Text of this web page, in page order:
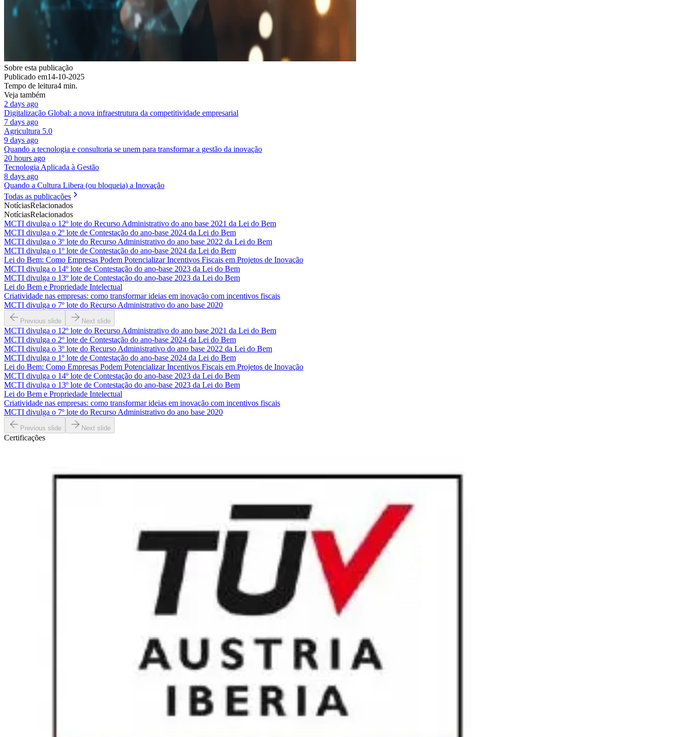
Sobre esta publicação
Publicado em14-10-2025
Tempo de leitura4 min.
Veja também
2 days ago
Digitalização Global: a nova infraestrutura da competitividade empresarial
7 days ago
Agricultura 5.0
9 days ago
Quando a tecnologia e consultoria se unem para transformar a gestão da inovação
20 hours ago
Tecnologia Aplicada à Gestão
8 days ago
Quando a Cultura Libera (ou bloqueia) a Inovação
Todas as publicações
NotíciasRelacionados
NotíciasRelacionados
MCTI divulga o 12º lote do Recurso Administrativo do ano base 2021 da Lei do Bem
MCTI divulga o 2º lote de Contestação do ano-base 2024 da Lei do Bem
MCTI divulga o 3º lote do Recurso Administrativo do ano base 2022 da Lei do Bem
MCTI divulga o 1º lote de Contestação do ano-base 2024 da Lei do Bem
Lei do Bem: Como Empresas Podem Potencializar Incentivos Fiscais em Projetos de Inovação
MCTI divulga o 14º lote de Contestação do ano-base 2023 da Lei do Bem
MCTI divulga o 13º lote de Contestação do ano-base 2023 da Lei do Bem
Lei do Bem e Propriedade Intelectual
Criatividade nas empresas: como transformar ideias em inovação com incentivos fiscais
MCTI divulga o 7º lote do Recurso Administrativo do ano base 2020
Previous slide Next slide
MCTI divulga o 12º lote do Recurso Administrativo do ano base 2021 da Lei do Bem
MCTI divulga o 2º lote de Contestação do ano-base 2024 da Lei do Bem
MCTI divulga o 3º lote do Recurso Administrativo do ano base 2022 da Lei do Bem
MCTI divulga o 1º lote de Contestação do ano-base 2024 da Lei do Bem
Lei do Bem: Como Empresas Podem Potencializar Incentivos Fiscais em Projetos de Inovação
MCTI divulga o 14º lote de Contestação do ano-base 2023 da Lei do Bem
MCTI divulga o 13º lote de Contestação do ano-base 2023 da Lei do Bem
Lei do Bem e Propriedade Intelectual
Criatividade nas empresas: como transformar ideias em inovação com incentivos fiscais
MCTI divulga o 7º lote do Recurso Administrativo do ano base 2020
Previous slide Next slide
Certificações